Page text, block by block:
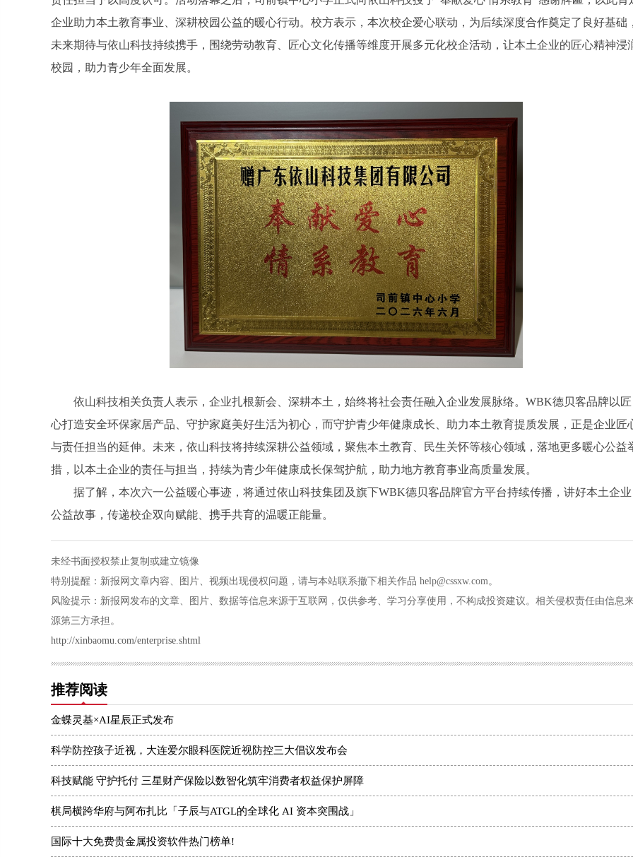
企业助力本土教育事业、深耕校园公益的暖心行动。校方表示，本次校企爱心联动，为后续深度合作奠定了良好基础
未来期待与依山科技持续携手，围绕劳动教育、匠心文化传播等维度开展多元化校企活动，让本土企业的匠心精神浸
校园，助力青少年全面发展。
依山科技相关负责人表示，企业扎根新会、深耕本土，始终将社会责任融入企业发展脉络。WBK德贝客品牌以匠
心打造安全环保家居产品、守护家庭美好生活为初心，而守护青少年健康成长、助力本土教育提质发展，正是企业匠
与责任担当的延伸。未来，依山科技将持续深耕公益领域，聚焦本土教育、民生关怀等核心领域，落地更多暖心公益
措，以本土企业的责任与担当，持续为青少年健康成长保驾护航，助力地方教育事业高质量发展。
据了解，本次六一公益暖心事迹，将通过依山科技集团及旗下WBK德贝客品牌官方平台持续传播，讲好本土企业
公益故事，传递校企双向赋能、携手共育的温暖正能量。
未经书面授权禁止复制或建立镜像
特别提醒：新报网文章内容、图片、视频出现侵权问题，请与本站联系撤下相关作品 help@cssxw.com。
风险提示：新报网发布的文章、图片、数据等信息来源于互联网，仅供参考、学习分享使用，不构成投资建议。相关侵权责任由信息
源第三方承担。
http://xinbaomu.com/enterprise.shtml
推荐阅读
金蝶灵基×AI星辰正式发布
科学防控孩子近视，大连爱尔眼科医院近视防控三大倡议发布会
科技赋能 守护托付 三星财产保险以数智化筑牢消费者权益保护屏障
棋局横跨华府与阿布扎比「子辰与ATGL的全球化 AI 资本突围战」
国际十大免费贵金属投资软件热门榜单!